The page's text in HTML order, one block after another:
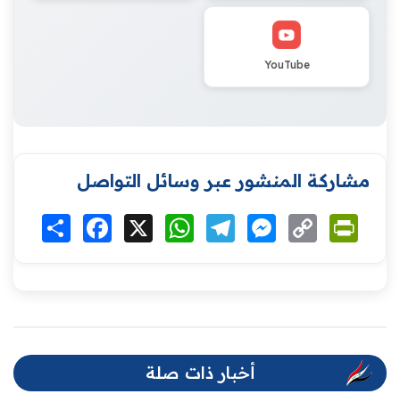
YouTube
مشاركة المنشور عبر وسائل التواصل
انشر Facebook WhatsAppTelegramMessenger
Copy
Link
أخبار ذات صلة